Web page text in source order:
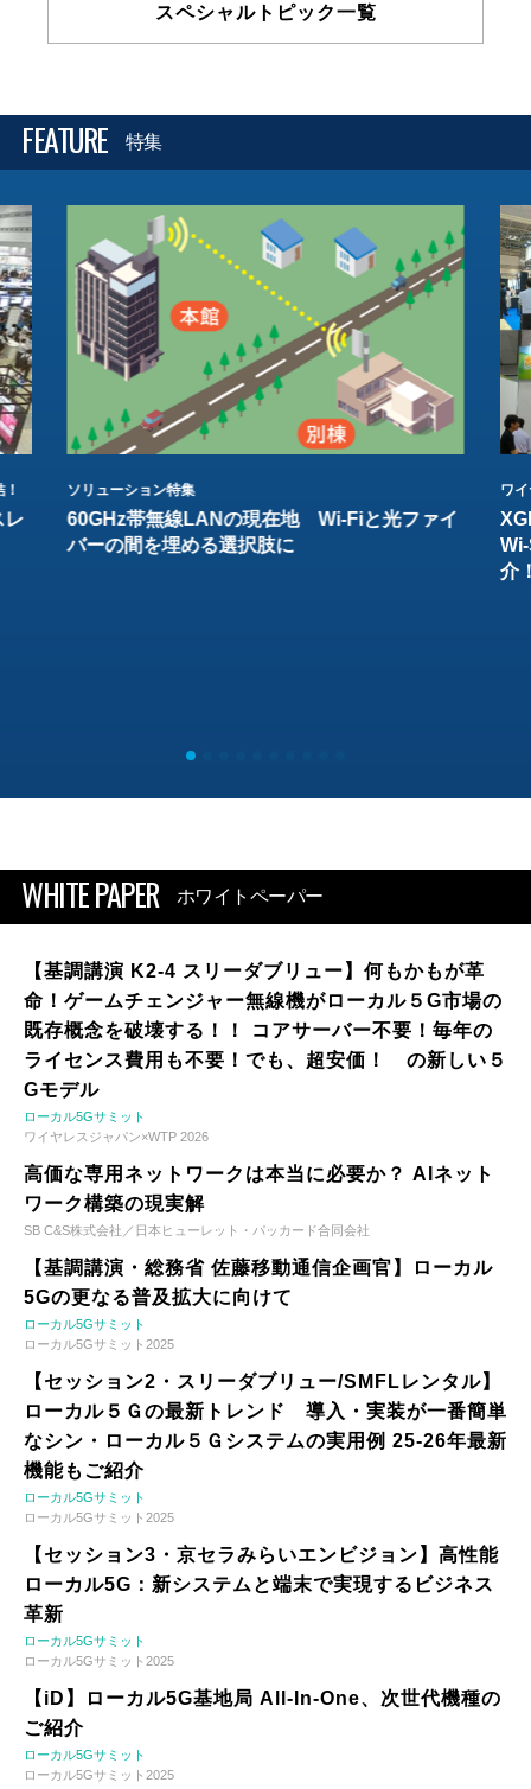
スペシャルトピック一覧
FEATURE 特集
レ
ソリューション特集
60GHz帯無線LANの現在地 Wi-Fiと光ファイ
バーの間を埋める選択肢に
ワ
介
WHITE PAPER ホワイトペーパー
【基調講演 K2-4 スリーダブリュー】何もかもが革
命！ゲームチェンジャー無線機がローカル５G市場の
既存概念を破壊する！！ コアサーバー不要！毎年の
ライセンス費用も不要！でも、超安価！ の新しい５
Gモデル
ローカル5Gサミット
ワイヤレスジャパン×WTP 2026
高価な専用ネットワークは本当に必要か？ AIネット
ワーク構築の現実解
SB C&S株式会社／日本ヒューレット・パッカード合同会社
【基調講演・総務省 佐藤移動通信企画官】ローカル
5Gの更なる普及拡大に向けて
ローカル5Gサミット
ローカル5Gサミット2025
【セッション2・スリーダブリュー/SMFLレンタル】
ローカル５Ｇの最新トレンド 導入・実装が一番簡単
なシン・ローカル５Ｇシステムの実用例 25-26年最新
機能もご紹介
ローカル5Gサミット
ローカル5Gサミット2025
【セッション3・京セラみらいエンビジョン】高性能
ローカル5G：新システムと端末で実現するビジネス
革新
ローカル5Gサミット
ローカル5Gサミット2025
【iD】ローカル5G基地局 All-In-One、次世代機種の
ご紹介
ローカル5Gサミット
ローカル5Gサミット2025